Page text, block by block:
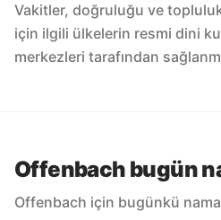
Vakitler, doğruluğu ve
için ilgili ülkelerin resmi dini
merkezleri tarafından
Offenbach bugün
Offenbach için bugünkü